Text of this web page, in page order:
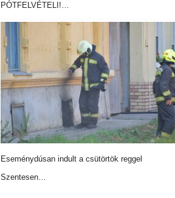
PÓTFELVÉTELI!…
Eseménydúsan indult a csütörtök reggel
Szentesen…